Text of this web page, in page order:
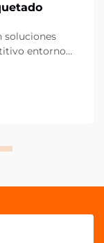
soluciones
entorno
diferencia
acrílicos PP